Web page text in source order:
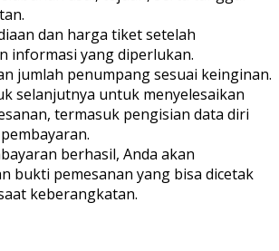
dan harga tiket setelah
informasi yang diperlukan.
jumlah penumpang sesuai keinginan.
selanjutnya untuk menyelesaikan
termasuk pengisian data diri
berhasil, Anda akan
bukti pemesanan yang bisa dicetak
keberangkatan.